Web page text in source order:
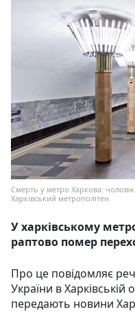
Смерть у метро Харкова:
Харківський метрополітен
У харківському
раптово помер
Про це повідомляє
України в
передають новини